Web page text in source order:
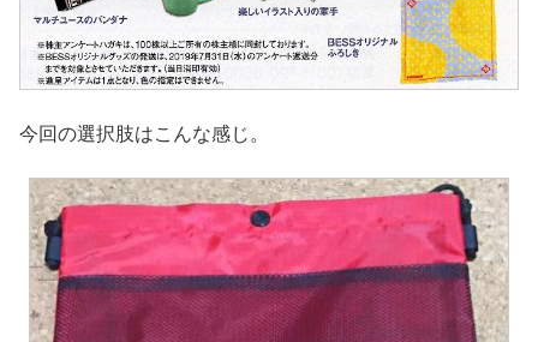
今回の選択肢はこんな感じ。